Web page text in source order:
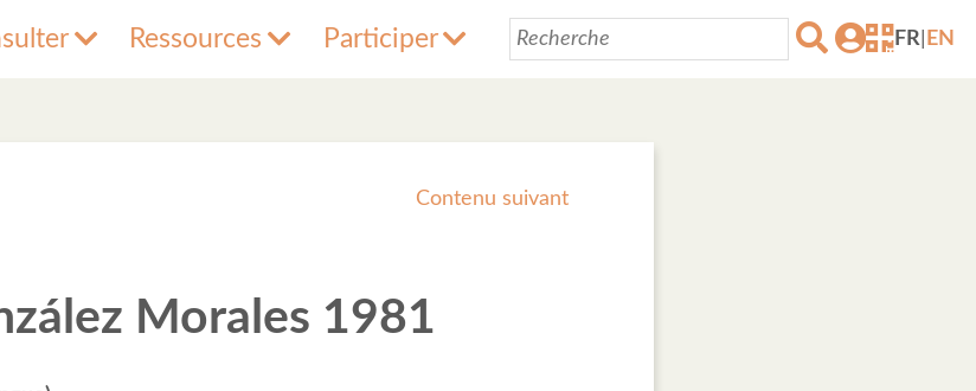
Ressources Participer FR EN
Contenu suivant
Morales 1981